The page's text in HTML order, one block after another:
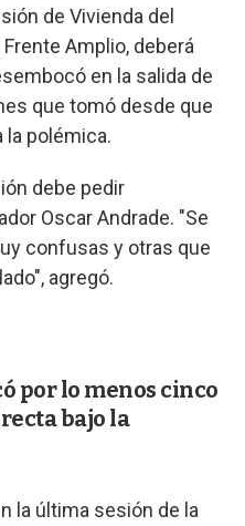
de Vivienda del
Amplio, deberá
en la salida de
que tomó desde que
la polémica.
debe pedir
Oscar Andrade. "Se
confusas y otras que
agregó.
por lo menos cinco
bajo la
la última sesión de la